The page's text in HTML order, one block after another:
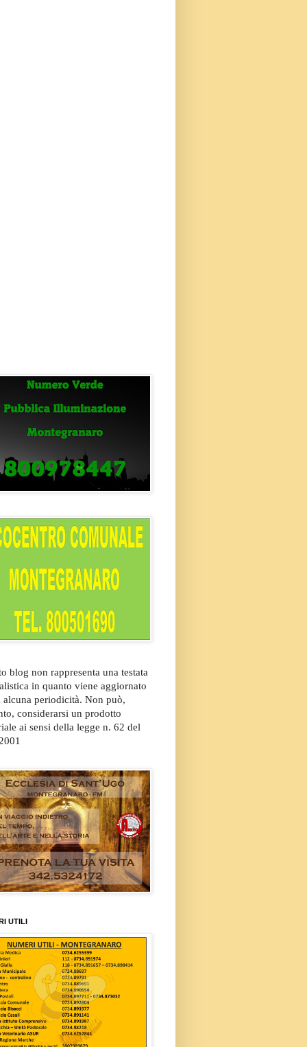
blog non rappresenta una testata
in quanto viene aggiornato
alcuna periodicità. Non può,
considerarsi un prodotto
ai sensi della legge n. 62 del
UTILI